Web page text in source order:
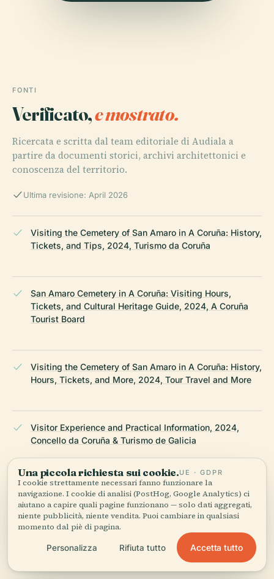
FONTI
Verificato,e mostrato.
Ricercata e scritta dal team editoriale di Audiala a
partire da documenti storici, archivi architettonici e
conoscenza del territorio.
Ultima revisione: April 2026
Visiting the Cemetery of San Amaro in A Coruña: History,
Tickets, and Tips, 2024, Turismo da Coruña
San Amaro Cemetery in A Coruña: Visiting Hours,
Tickets, and Cultural Heritage Guide, 2024, A Coruña
Tourist Board
Visiting the Cemetery of San Amaro in A Coruña: History,
Hours, Tickets, and More, 2024, Tour Travel and More
Visitor Experience and Practical Information, 2024,
Concello da Coruña & Turismo de Galicia
Spain.info’s Cemeteries Route, 2024, Spain Tourism
Association of Significant Cemeteries in Europe (ASCE),
2024
Una piccola richiesta sui cookie.UE · GDPR
I cookie strettamente necessari fanno funzionare la
navigazione. I cookie di analisi (PostHog, Google Analytics) ci
aiutano a capire quali pagine funzionano — solo dati aggregati,
niente pubblicità, niente vendita. Puoi cambiare in qualsiasi
momento dal piè di pagina.
Personalizza Rifiuta tutto Accetta tutto